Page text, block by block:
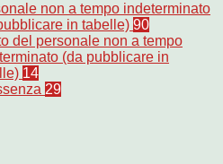
non a tempo indeterminato
in tabelle) 90
del personale non a tempo
(da pubblicare in
14
29